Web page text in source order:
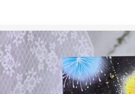
Ønsk